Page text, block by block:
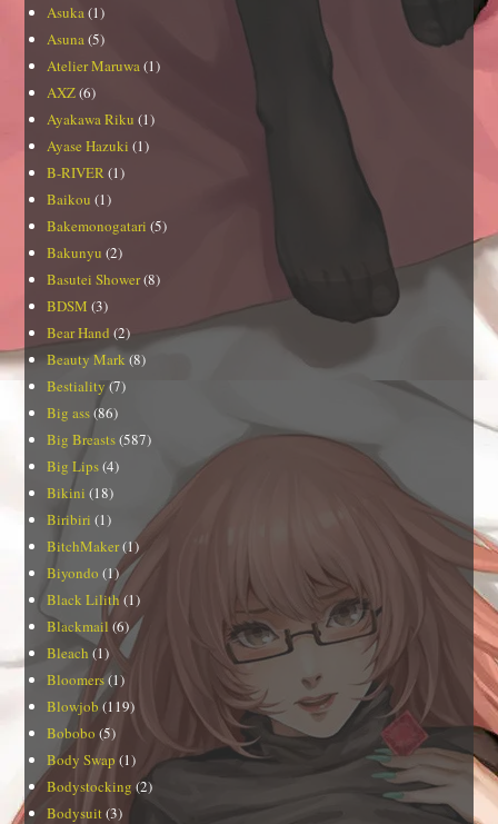
Asuka(1)
Asuna(5)
Atelier Maruwa(1)
AXZ(6)
Ayakawa Riku (1)
Ayase Hazuki (1)
B-RIVER (1)
Baikou (1)
Bakemonogatari (5)
Bakunyu (2)
Basutei Shower(8)
BDSM (3)
Bear Hand (2)
Beauty Mark(8)
Bestiality (7)
Big ass(86)
Big Breasts(587)
Big Lips(4)
Bikini (18)
Biribiri (1)
BitchMaker(1)
Biyondo (1)
Black Lilith(1)
Blackmail (6)
Bleach (1)
Bloomers(1)
Blowjob (119)
Bobobo (5)
Body Swap (1)
Bodystocking (2)
Bodysuit(3)